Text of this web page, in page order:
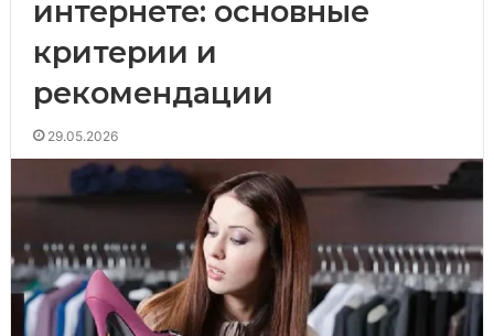
интернете: основные
критерии и
рекомендации
29.05.2026